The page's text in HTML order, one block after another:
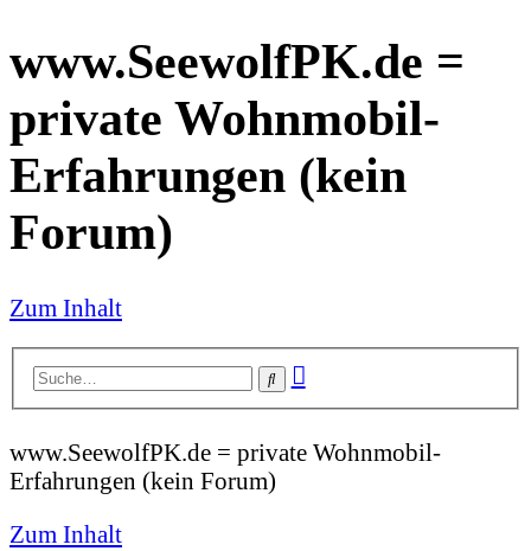
www.SeewolfPK.de =
private Wohnmobil-
Erfahrungen (kein
Forum)
Zum Inhalt
SucheErweiterte
www.SeewolfPK.de = private Wohnmobil-
Erfahrungen (kein Forum)
Zum Inhalt